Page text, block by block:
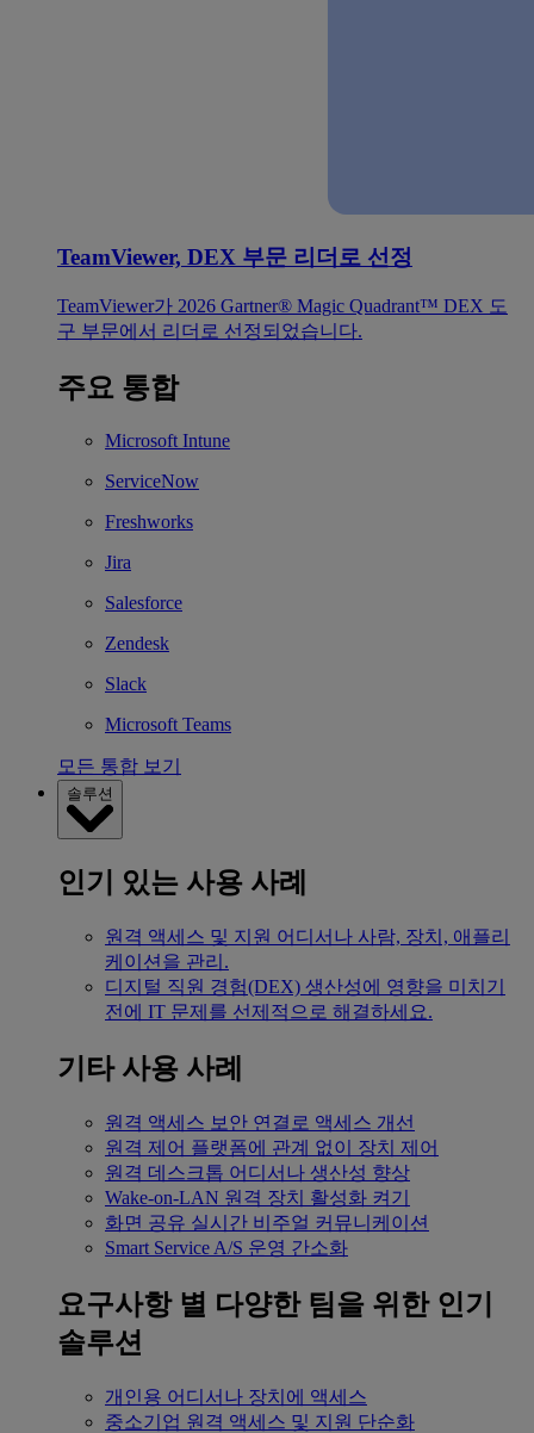
TeamViewer, DEX 부문 리더로 선정
TeamViewer가 2026 Gartner® Magic Quadrant™ DEX 도
구 부문에서 리더로 선정되었습니다.
주요 통합
Microsoft Intune
ServiceNow
Freshworks
Jira
Salesforce
Zendesk
Slack
Microsoft Teams
모든 통합 보기
솔루션
인기 있는 사용 사례
원격 액세스 및 지원 어디서나 사람, 장치, 애플리
케이션을 관리.
디지털 직원 경험(DEX) 생산성에 영향을 미치기
전에 IT 문제를 선제적으로 해결하세요.
기타 사용 사례
원격 액세스 보안 연결로 액세스 개선
원격 제어 플랫폼에 관계 없이 장치 제어
원격 데스크톱 어디서나 생산성 향상
Wake-on-LAN 원격 장치 활성화 켜기
화면 공유 실시간 비주얼 커뮤니케이션
Smart Service A/S 운영 간소화
요구사항 별 다양한 팀을 위한 인기
솔루션
개인용 어디서나 장치에 액세스
중소기업 원격 액세스 및 지원 단순화